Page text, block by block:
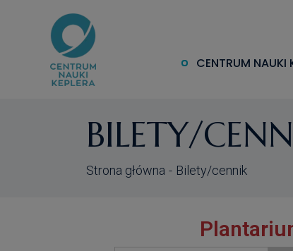
CENTRUM NAUKI
BILETY/
Strona główna Bilety/cennik